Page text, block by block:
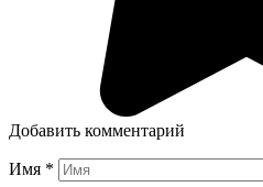
Добавить комментарий
Имя *